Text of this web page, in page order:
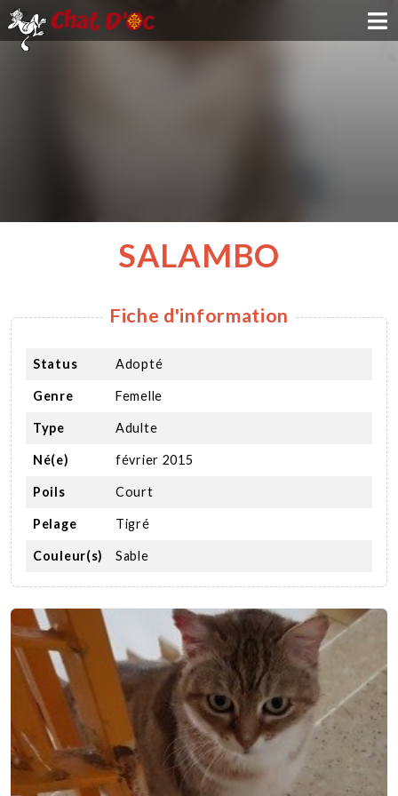
NOUS SOUTENIR
CONTACT
SALAMBO
Fiche d'information
Status Adopté
Genre Femelle
Type Adulte
Né(e) février 2015
Poils Court
Pelage Tigré
Couleur(s) Sable